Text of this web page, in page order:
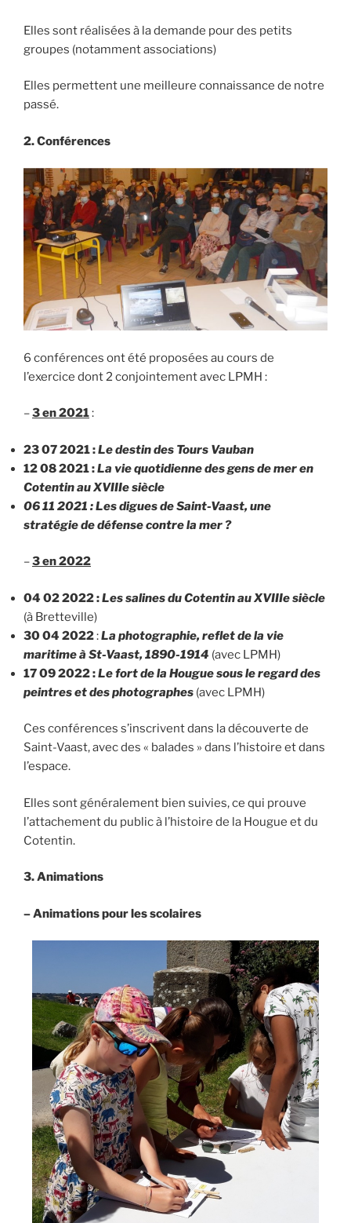
Elles sont réalisées à la demande pour des petits
groupes (notamment associations)
Elles permettent une meilleure connaissance de notre
passé.
2.Conférences
6 conférences ont été proposées au cours de
l’exercice dont 2 conjointement avec LPMH :
–3 en 2021:
23 07 2021 :Le destin des Tours Vauban
12 08 2021 :La vie quotidienne des gens de mer en
Cotentin au XVIIIe siècle
06 11 2021 : Les digues de Saint-Vaast, une
stratégie de défense contre la mer ?
–3 en 2022
04 02 2022 :Les salines du Cotentinau XVIIIe siècle
(à Bretteville)
30 04 2022:La photographie, reflet de la vie
maritime à St-Vaast, 1890-1914 (avec LPMH)
17 09 2022 :Le fort de la Hougue sous le regard des
peintres et des photographes (avec LPMH)
Ces conférences s’inscrivent dans la découverte de
Saint-Vaast, avec des « balades » dans l’histoire et dans
l’espace.
Elles sont généralement bien suivies, ce qui prouve
l’attachement du public à l’histoire de la Hougue et du
Cotentin.
3.Animations
–Animations pour les scolaires